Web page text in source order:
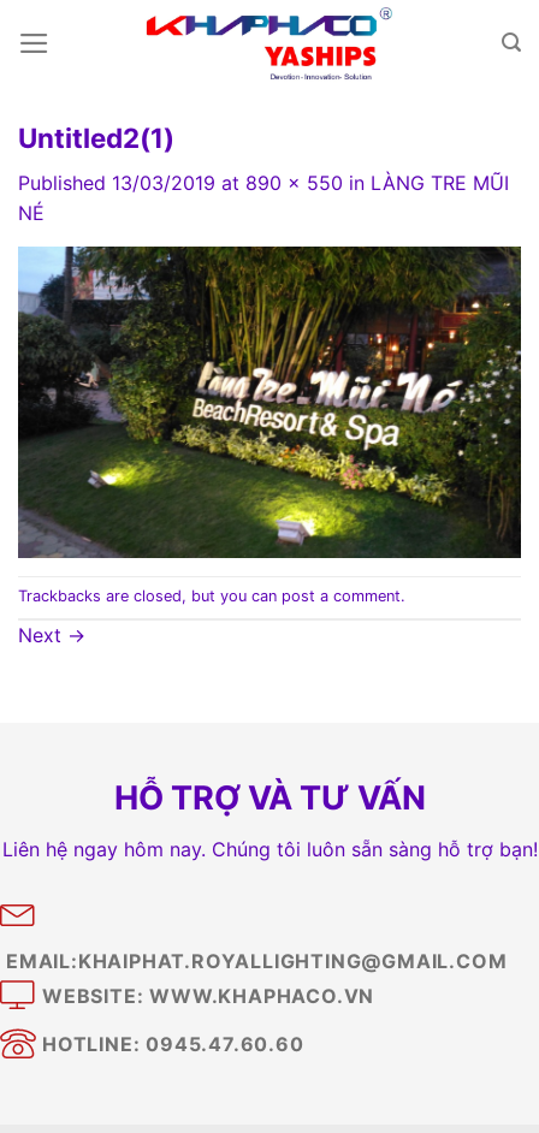
Untitled2(1)
Published 13/03/2019 at 890 × 550 in LÀNG TRE MŨI
NÉ
Trackbacks are closed, but you can post a comment.
Next →
HỖ TRỢ VÀ TƯ VẤN
Liên hệ ngay hôm nay. Chúng tôi luôn sẵn sàng hỗ trợ bạn!
EMAIL:KHAIPHAT.ROYALLIGHTING@GMAIL.COM
WEBSITE: WWW.KHAPHACO.VN
HOTLINE: 0945.47.60.60